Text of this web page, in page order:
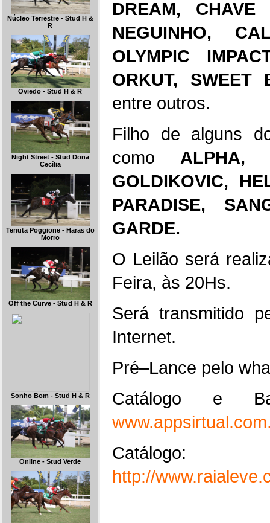
Núcleo Terrestre - Stud H &
R
Oviedo - Stud H & R
Night Street - Stud Dona
Cecília
Tenuta Poggione - Haras do
Morro
Off the Curve - Stud H & R
Sonho Bom - Stud H & R
Online - Stud Verde
DREAM,
NEGUINHO,
OLYMPIC
ORKUT, SWEET
entre outros.
Filho de alguns
como ALPHA,
GOLDIKOVIC,
PARADISE,
GARDE.
O Leilão será
Feira, às 20Hs.
Será transmitido
Internet.
Pré–Lance pelo
Catálogo e
Catálogo:
http://